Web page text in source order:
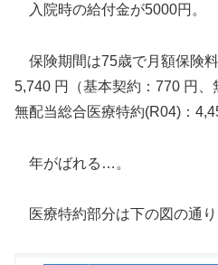
入院時の給付金が5000円。
保険期間は75歳で月額保険料
5,740 円（基本契約：770 円、
無配当総合医療特約(R04)：
年がばれる…。
医療特約部分は下の図の通り